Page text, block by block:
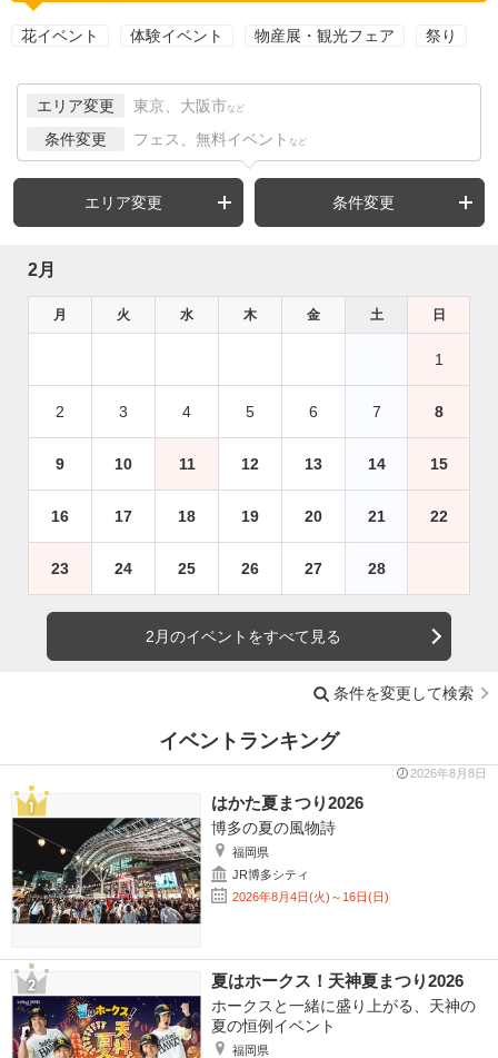
花イベント 体験イベント 物産展・観光フェア 祭り
エリア変更 東京、大阪市 など
条件変更 フェス、無料イベント など
エリア変更 条件変更
2月
月 火 水 木 金 土 日
1
2 3 4 5 6 7 8
9 10 11 12 13 14 15
16 17 18 19 20 21 22
23 24 25 26 27 28
2月のイベントをすべて見る
条件を変更して検索
イベントランキング
2026年8月8日
はかた夏まつり2026
博多の夏の風物詩
福岡県
JR博多シティ
2026年8月4日(火)～16日(日)
夏はホークス！天神夏まつり2026
ホークスと一緒に盛り上がる、天神の
夏の恒例イベント
福岡県